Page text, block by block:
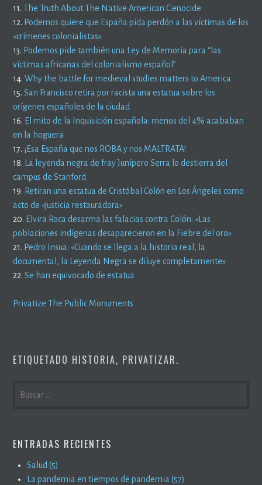
11. The Truth About The Native American Genocide
12. Podemos quiere que España pida perdón a las víctimas de los
«crímenes colonialistas»
13. Podemos pide también una Ley de Memoria para “las
víctimas africanas del colonialismo español”
14.Why the battle for medieval studies matters to America
15.San Francisco retira por racista una estatua sobre los
orígenes españoles de la ciudad
16. El mito de la Inquisición española: menos del 4% acababan
en la hoguera
17. ¡Esa España que nos ROBA y nos MALTRATA!
18. La leyenda negra de fray Junípero Serra lo destierra del
campus de Stanford
19. Retiran una estatua de Cristóbal Colón en Los Ángeles como
acto de «justicia restauradora»
20. Elvira Roca desarma las falacias contra Colón: «Las
poblaciones indígenas desaparecieron en la Fiebre del oro»
21. Pedro Insua: «Cuando se llega a la historia real, la
documental, la Leyenda Negra se diluye completamente»
22.Se han equivocado de estatua
Privatize The Public Monuments
ETIQUETADO HISTORIA, PRIVATIZAR.
ENTRADAS RECIENTES
Salud (5)
La pandemia en tiempos de pandemia (57)